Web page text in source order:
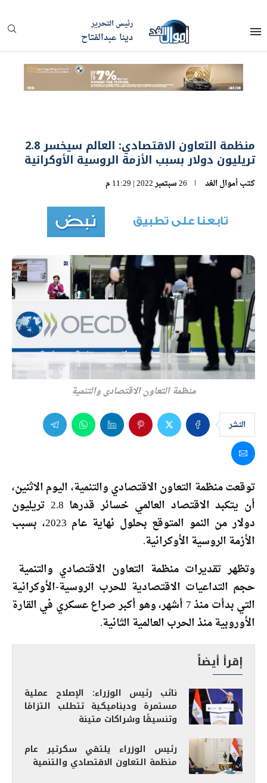
رئيس التحرير
دينا عبدالفتاح
منظمة التعاون الاقتصادي: العالم سيخسر 2.8
تريليون دولار بسبب الأزمة الروسية الأوكرانية
كتبأموال الغد 26 سبتمبر 2022 | 11:29 م
منظمة التعاون الاقتصادي والتنمية
النشر
توقعت منظمة التعاون الاقتصادي والتنمية، اليوم الاثنين،
أن يتكبد الاقتصاد العالمي خسائر قدرها 2.8 تريليون
دولار من النمو المتوقع بحلول نهاية عام 2023، بسبب
الأزمة الروسية الأوكرانية.
وتظهر تقديرات منظمة التعاون الاقتصادي والتنمية
حجم التداعيات الاقتصادية للحرب الروسية-الأوكرانية
التي بدأت منذ 7 أشهر، وهو أكبر صراع عسكري في القارة
الأوروبية منذ الحرب العالمية الثانية.
إقرأ أيضاً
نائب رئيس الوزراء: الإصلاح عملية
مستمرة وديناميكية تتطلب التزامًا
وتنسيقًا وشراكات متينة
رئيس الوزراء يلتقي سكرتير عام
منظمة التعاون الاقتصادي والتنمية